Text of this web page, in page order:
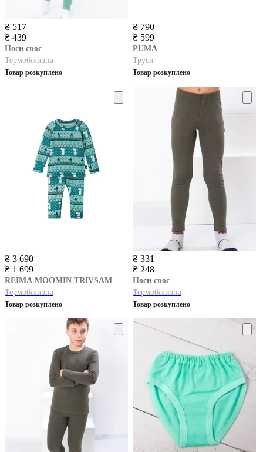
₴ 517
₴ 439
Носи своє
Термобілизна
Товар розкуплено
₴ 790
₴ 599
PUMA
Труси
Товар розкуплено
₴ 3 690
₴ 1 699
REIMA MOOMIN TRIVSAM
Термобілизна
Товар розкуплено
₴ 331
₴ 248
Носи своє
Термобілизна
Товар розкуплено